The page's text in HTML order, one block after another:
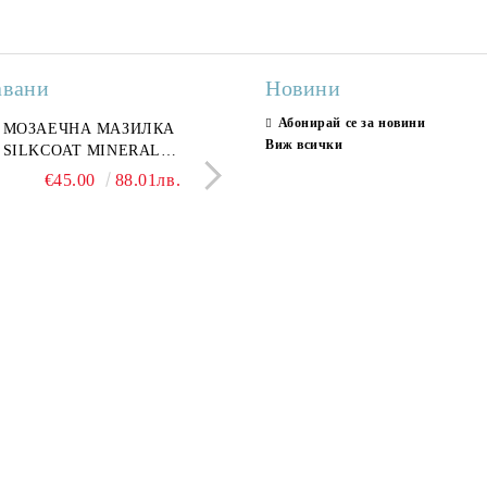
гранитогрес
GREY 60x120 см,
сив мрамор
€22.50 44.01лв.
Гранитогрес LESY GREY
GOLD 60х120см, тип
МОЗАЕЧНА МАЗИЛКА
SILKCOAT MINERAL
PLASTER STONE, СИТЕН
€45.00 88.01лв.
СТЕННИ ПЛОЧКИ
30X90CM, ГЛАНЦ
Новини
Абонирай се за новини
Виж всички